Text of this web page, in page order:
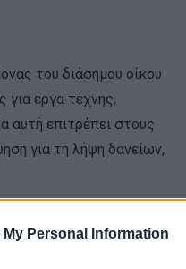
My Personal Information
του διάσημου οίκου
για έργα τέχνης,
αυτή επιτρέπει στους
για τη λήψη δανείων,